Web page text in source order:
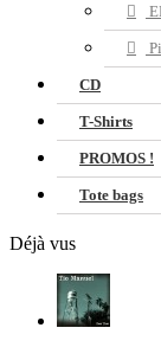
CD
T-Shirts
PROMOS !
Tote bags
Déjà vus